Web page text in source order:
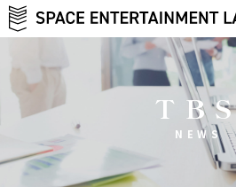
NEWS